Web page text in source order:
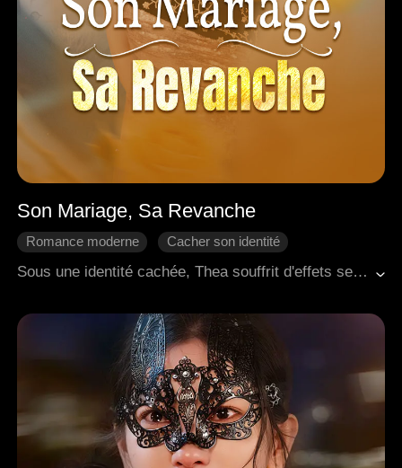
Son Mariage, Sa Revanche
Romance moderne
Cacher son identité
Riposter
Sous une identité cachée, Thea souffrit d'effets secondaires durables après avoir sauvé son fiancé Wyatt, ce qui provoqua une prise de poids jusqu'à 100 kilos à cause d'un traitement hormonal. Son père, un homme extrêmement puissant, soutenait secrètement Wyatt. Une fois devenu prospère, Wyatt fut dégoûté par le changement physique de Thea. Il renoua une liaison avec son premier amour, qui était aussi la femme de son frère, puis complota pour tuer ce dernier, simula sa propre mort et vola l'identité de son frère. Il remplaça son mariage avec Thea par une union avec sa belle-sœur. Ayant secrètement découvert la vérité, Thea jura de se venger. Par hasard, elle sauva le PDG Samuel, et ils convinrent de se marier le lendemain. Entre-temps, une puissante pilule amincissante créée par son frère l'aida à retrouver rapidement une silhouette fine. À la fin, Thea arriva à la cérémonie de mariage volé, prête à débuter sa vengeance.